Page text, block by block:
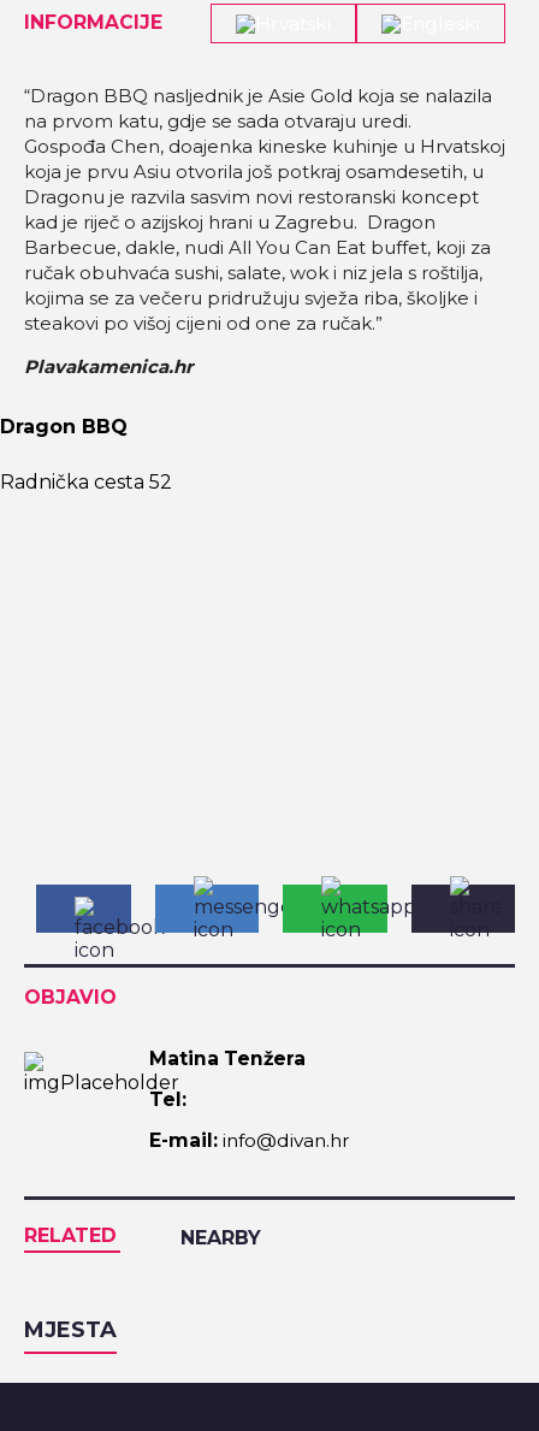
INFORMACIJE
“Dragon BBQ nasljednik je Asie Gold koja se nalazila
na prvom katu, gdje se sada otvaraju uredi.
Gospođa Chen, doajenka kineske kuhinje u Hrvatskoj
koja je prvu Asiu otvorila još potkraj osamdesetih, u
Dragonu je razvila sasvim novi restoranski koncept
kad je riječ o azijskoj hrani u Zagrebu. Dragon
Barbecue, dakle, nudi All You Can Eat buffet, koji za
ručak obuhvaća sushi, salate, wok i niz jela s roštilja,
kojima se za večeru pridružuju svježa riba, školjke i
steakovi po višoj cijeni od one za ručak.”
Plavakamenica.hr
Dragon BBQ
Radnička cesta 52
OBJAVIO
Matina Tenžera
Tel:
E-mail: info@divan.hr
RELATED NEARBY
MJESTA